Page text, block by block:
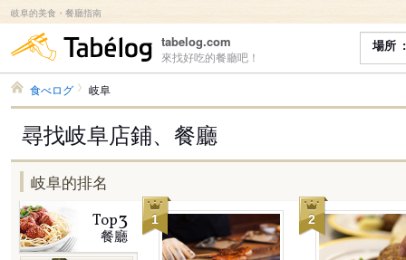
岐阜的美食・餐廳指南
食べログ
tabelog.com
來找好吃的餐廳吧！
場所
食べログ 岐阜
尋找岐阜店鋪、餐廳
岐阜的排名
Top3
餐廳
1 2